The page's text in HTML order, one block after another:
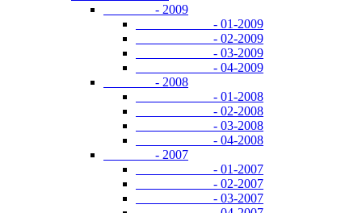
- 2009
- 01-2009
- 02-2009
- 03-2009
- 04-2009
- 2008
- 01-2008
- 02-2008
- 03-2008
- 04-2008
- 2007
- 01-2007
- 02-2007
- 03-2007